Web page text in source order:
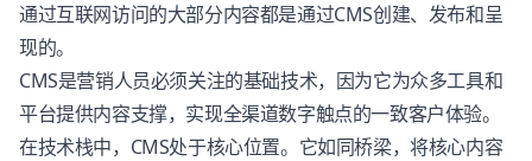
通过互联网访问的大部分内容都是通过CMS创建、发布和呈
现的。
CMS是营销人员必须关注的基础技术，因为它为众多工具和
平台提供内容支撑，实现全渠道数字触点的一致客户体验。
在技术栈中，CMS处于核心位置。它如同桥梁，将核心内容